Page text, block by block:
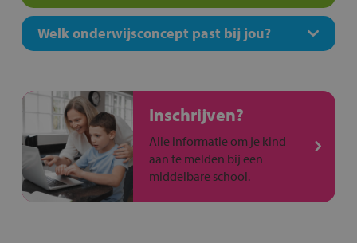
Welk onderwijsconcept past bij jou?
Inschrijven?
Alle informatie om je kind
aan te melden bij een
middelbare school.